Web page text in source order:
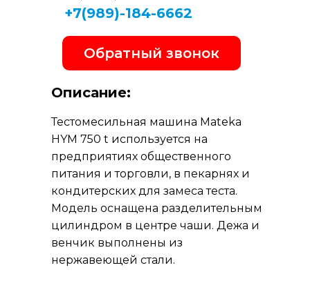
Описание:
Обратный звонок
+7(989)-184-6662
Тестомесильная машина Mateka
HYM 750 t используется на
предприятиях общественного
питания и торговли, в пекарнях и
кондитерских для замеса теста.
Модель оснащена разделительным
цилиндром в центре чаши. Дежа и
венчик выполнены из
нержавеющей стали.